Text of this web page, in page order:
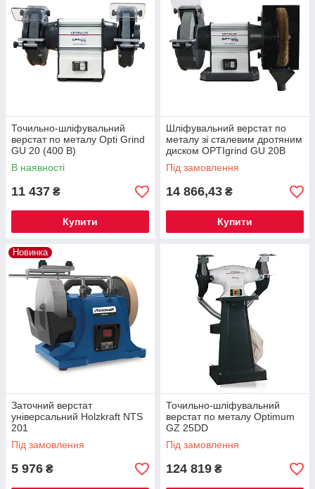
Точильно-шліфувальний
верстат по металу Opti Grind
GU 20 (400 В)
В наявності
11 437 ₴
Купити
Шліфувальний верстат по
металу зі сталевим дротяним
диском OPTIgrind GU 20B
(220 В)
Під замовлення
14 866,43 ₴
Купити
Новинка
Заточний верстат
універсальний Holzkraft NTS
201
Під замовлення
5 976 ₴
Точильно-шліфувальний
верстат по металу Optimum
GZ 25DD
Під замовлення
124 819 ₴